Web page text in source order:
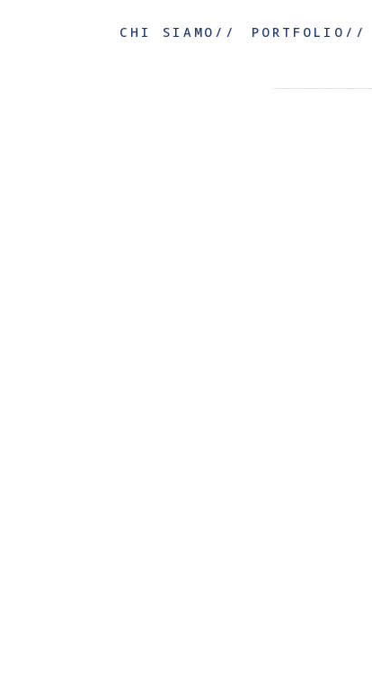
CHI SIAMO// PORTFOLIO//